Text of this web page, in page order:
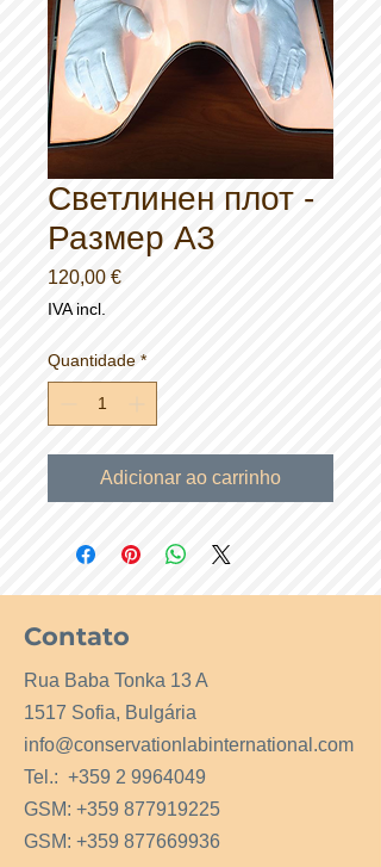
Светлинeн плот -
Размер А3
120,00 €Preço
IVA incl.
Quantidade *
Adicionar ao carrinho
Contato
Rua Baba Tonka 13 A
1517 Sofia, Bulgária
info@conservationlabinternational.com
Tel.: +359 2 9964049
GSM: +359 877919225
GSM: +359 877669936